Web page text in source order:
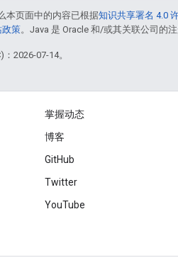
本页面中的内容已根据知识共享署名 4.0
政策。Java 是 Oracle 和/或其关联公司的注
2026-07-14。
掌握动态
博客
GitHub
Twitter
YouTube